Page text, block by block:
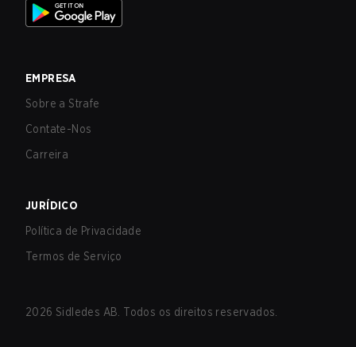
EMPRESA
Sobre a Strafe
Contate-Nos
Carreira
JURÍDICO
Política de Privacidade
Termos de Serviço
2026 Sidledes AB. Todos os direitos reservados.